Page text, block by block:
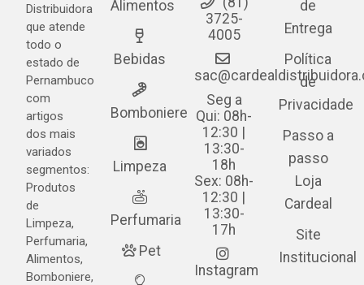
Distribuidora
que atende
todo o
estado de
Pernambuco
com
artigos
dos mais
variados
segmentos:
Produtos
de
Limpeza,
Perfumaria,
Alimentos,
Bomboniere,
Alimentos
Bebidas
Bomboniere
Limpeza
Perfumaria
Pet
3725-
4005
Seg a
Qui: 08h-
12:30 |
13:30-
18h
Sex: 08h-
12:30 |
13:30-
17h
Instagram
de
Entrega
Política
de
Privacidade
Passo a
passo
Loja
Cardeal
Site
Institucional